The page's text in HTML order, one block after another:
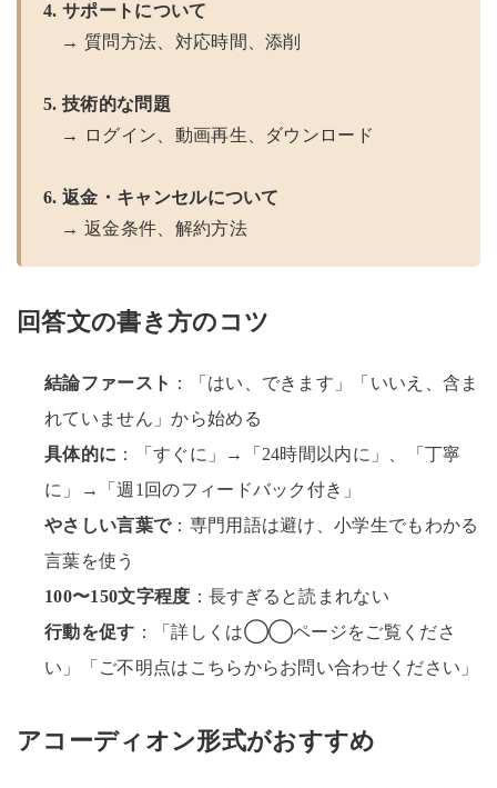
4. サポートについて
→ 質問方法、対応時間、添削
5. 技術的な問題
→ ログイン、動画再生、ダウンロード
6. 返金・キャンセルについて
→ 返金条件、解約方法
回答文の書き方のコツ
結論ファースト ：「はい、できます」「いいえ、含ま
れていません」から始める
具体的に ：「すぐに」→「24時間以内に」、「丁寧
に」→「週1回のフィードバック付き」
やさしい言葉で：専門用語は避け、小学生でもわかる
言葉を使う
100〜150文字程度 ：長すぎると読まれない
行動を促す ：「詳しくは◯◯ページをご覧くださ
い」「ご不明点はこちらからお問い合わせください」
アコーディオン形式がおすすめ